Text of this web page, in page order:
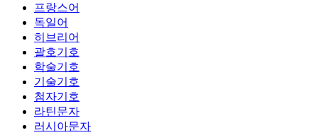
프랑스어
독일어
히브리어
괄호기호
학술기호
기술기호
첨자기호
라틴문자
러시아문자